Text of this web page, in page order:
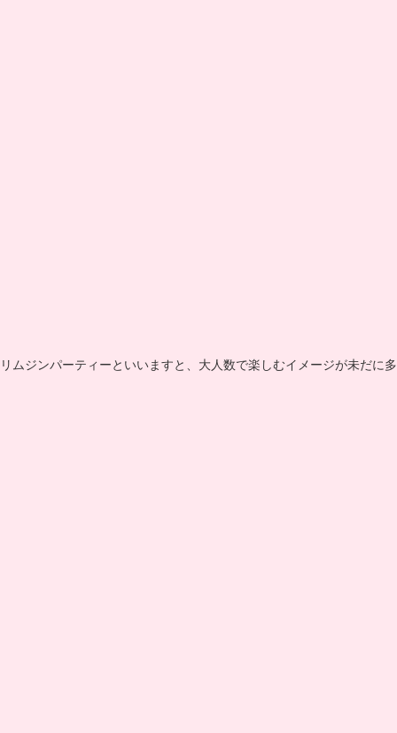
リムジンパーティーといいますと、大人数で楽しむイメージが未だに